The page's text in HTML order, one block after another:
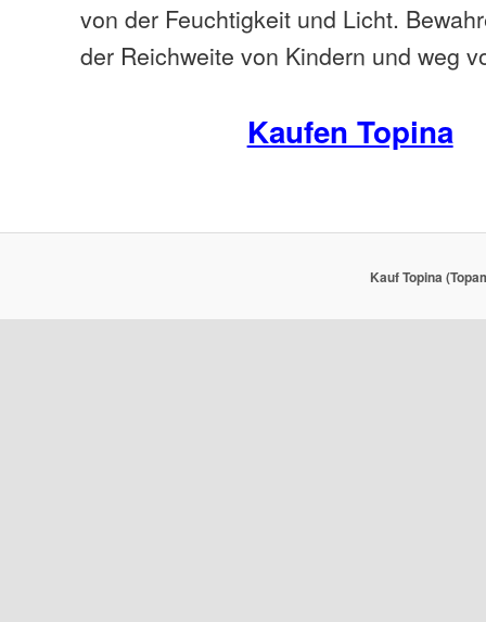
von der Feuchtigkeit und Licht.
der Reichweite von Kindern und weg
Kaufen Topina
Kauf Topina